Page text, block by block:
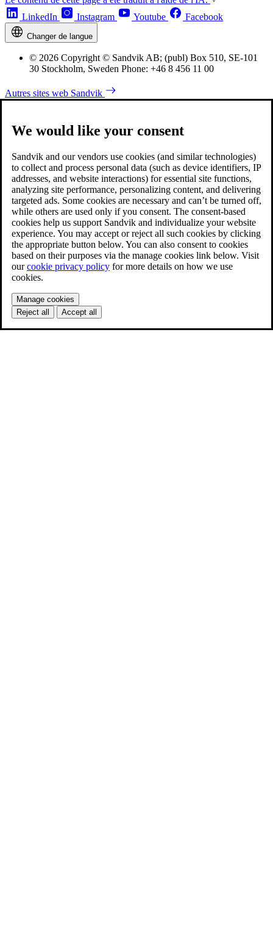
LinkedIn
Instagram Youtube Facebook
Changer de langue
© 2026 Copyright © Sandvik AB; (publ) Box 510, SE-101
30 Stockholm, Sweden Phone: +46 8 456 11 00
Autres sites web Sandvik
We would like your consent
Sandvik and our vendors use cookies (and similar technologies)
to collect and process personal data (such as device identifiers, IP
addresses, and website interactions) for essential site functions,
analyzing site performance, personalizing content, and delivering
targeted ads. Some cookies are necessary and can’t be turned off,
while others are used only if you consent. The consent-based
cookies help us support Sandvik and individualize your website
experience. You may accept or reject all such cookies by clicking
the appropriate button below. You can also consent to cookies
based on their purposes via the manage cookies link below. Visit
ourcookie privacy policy for more details on how we use
cookies.
Manage cookies
Reject all
Accept all